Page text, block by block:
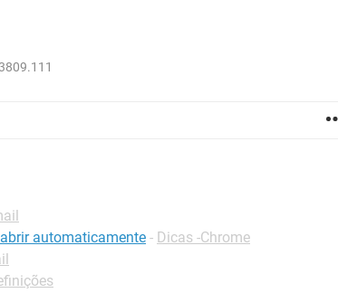
automaticamente - Dicas -Chrome